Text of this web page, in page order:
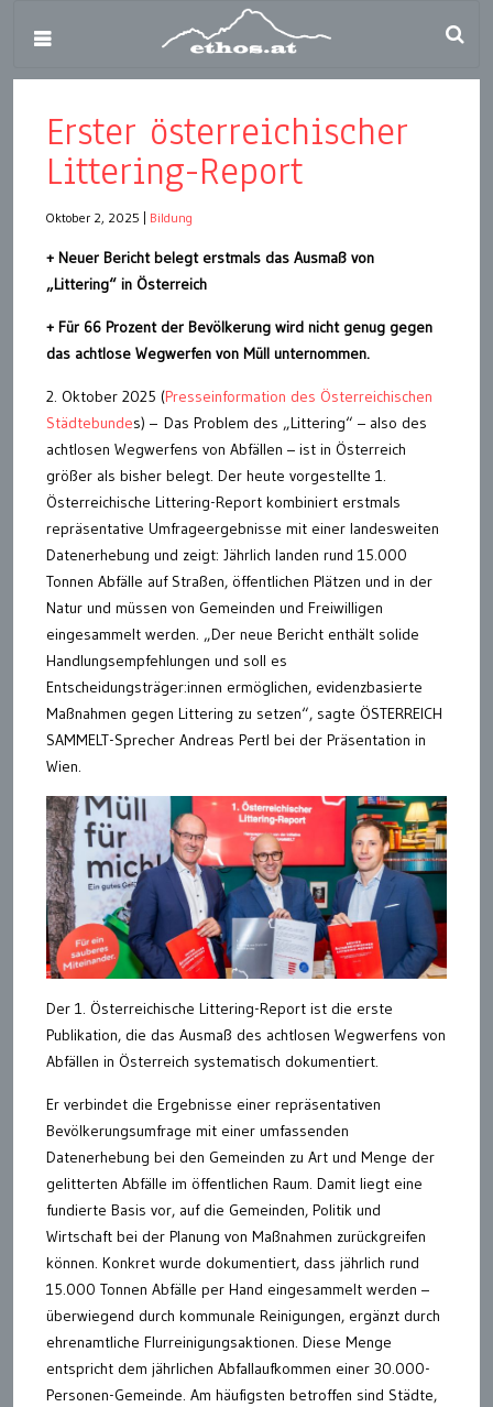
Erster österreichischer
Littering-Report
Oktober 2, 2025 Bildung
+ Neuer Bericht belegt erstmals das Ausmaß von
„Littering“ in Österreich
+ Für 66 Prozent der Bevölkerung wird nicht genug gegen
das achtlose Wegwerfen von Müll unternommen.
2. Oktober 2025 (Presseinformation des Österreichischen
Städtebundes) – Das Problem des „Littering“ – also des
achtlosen Wegwerfens von Abfällen – ist in Österreich
größer als bisher belegt. Der heute vorgestellte 1.
Österreichische Littering-Report kombiniert erstmals
repräsentative Umfrageergebnisse mit einer landesweiten
Datenerhebung und zeigt: Jährlich landen rund 15.000
Tonnen Abfälle auf Straßen, öffentlichen Plätzen und in der
Natur und müssen von Gemeinden und Freiwilligen
eingesammelt werden. „Der neue Bericht enthält solide
Handlungsempfehlungen und soll es
Entscheidungsträger:innen ermöglichen, evidenzbasierte
Maßnahmen gegen Littering zu setzen“, sagte ÖSTERREICH
SAMMELT-Sprecher Andreas Pertl bei der Präsentation in
Wien.
Der 1. Österreichische Littering-Report ist die erste
Publikation, die das Ausmaß des achtlosen Wegwerfens von
Abfällen in Österreich systematisch dokumentiert.
Er verbindet die Ergebnisse einer repräsentativen
Bevölkerungsumfrage mit einer umfassenden
Datenerhebung bei den Gemeinden zu Art und Menge der
gelitterten Abfälle im öffentlichen Raum. Damit liegt eine
fundierte Basis vor, auf die Gemeinden, Politik und
Wirtschaft bei der Planung von Maßnahmen zurückgreifen
können. Konkret wurde dokumentiert, dass jährlich rund
15.000 Tonnen Abfälle per Hand eingesammelt werden –
überwiegend durch kommunale Reinigungen, ergänzt durch
ehrenamtliche Flurreinigungsaktionen. Diese Menge
entspricht dem jährlichen Abfallaufkommen einer 30.000-
Personen-Gemeinde. Am häufigsten betroffen sind Städte,